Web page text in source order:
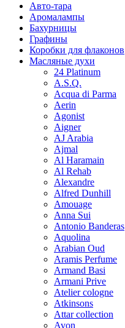
Авто-тара
Аромалампы
Бахурницы
Графины
Коробки для флаконов
Масляные духи
24 Platinum
A.S.Q.
Acqua di Parma
Aerin
Agonist
Aigner
AJ Arabia
Ajmal
Al Haramain
Al Rehab
Alexandre
Alfred Dunhill
Amouage
Anna Sui
Antonio Banderas
Aquolina
Arabian Oud
Aramis Perfume
Armand Basi
Armani Prive
Atelier cologne
Atkinsons
Attar collection
Avon